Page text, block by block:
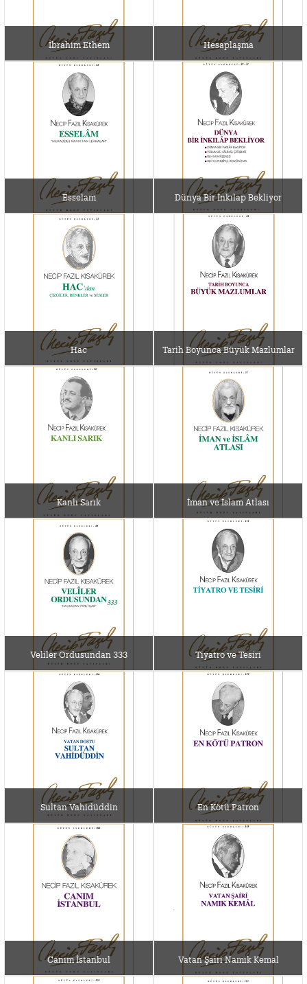
İbrahim Ethem Hesaplaşma
Esselam Dünya Bir İnkılap Bekliyor
Hac Tarih Boyunca Büyük Mazlumlar
Kanlı Sarık İman ve İslam Atlası
Veliler Ordusundan 333 Tiyatro ve Tesiri
Sultan Vahidüddin En Kötü Patron
Canım İstanbul Vatan Şairi Namık Kemal